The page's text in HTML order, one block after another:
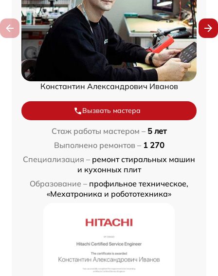
Константин Александрович Иванов
Вызвать мастера
Стаж работы мастером – 5 лет
Выполнено ремонтов – 1 270
Специализация – ремонт стиральных машин
и кухонных плит
Образование – профильное техническое,
«Мехатроника и робототехника»